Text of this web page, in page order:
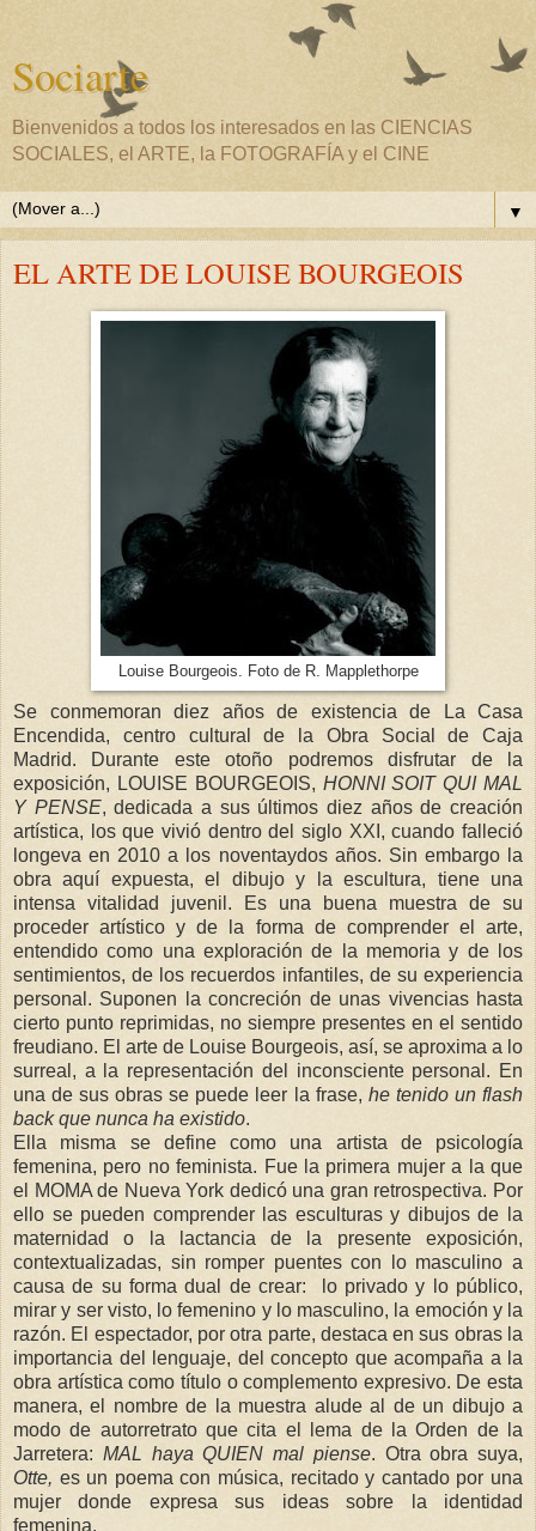
Sociarte
Bienvenidos a todos los interesados en las CIENCIAS
SOCIALES, el ARTE, la FOTOGRAFÍA y el CINE
▼
EL ARTE DE LOUISE BOURGEOIS
Louise Bourgeois. Foto de R. Mapplethorpe
Se conmemoran diez años de existencia de La Casa
Encendida, centro cultural de la Obra Social de Caja
Madrid. Durante este otoño podremos disfrutar de la
exposición, LOUISE BOURGEOIS, HONNI SOIT QUI MAL
Y PENSE, dedicada a sus últimos diez años de creación
artística, los que vivió dentro del siglo XXI, cuando falleció
longeva en 2010 a los noventaydos años. Sin embargo la
obra aquí expuesta, el dibujo y la escultura, tiene una
intensa vitalidad juvenil. Es una buena muestra de su
proceder artístico y de la forma de comprender el arte,
entendido como una exploración de la memoria y de los
sentimientos, de los recuerdos infantiles, de su experiencia
personal. Suponen la concreción de unas vivencias hasta
cierto punto reprimidas, no siempre presentes en el sentido
freudiano. El arte de Louise Bourgeois, así, se aproxima a lo
surreal, a la representación del inconsciente personal. En
una de sus obras se puede leer la frase, he tenido un flash
back que nunca ha existido.
Ella misma se define como una artista de psicología
femenina, pero no feminista. Fue la primera mujer a la que
el MOMA de Nueva York dedicó una gran retrospectiva. Por
ello se pueden comprender las esculturas y dibujos de la
maternidad o la lactancia de la presente exposición,
contextualizadas, sin romper puentes con lo masculino a
causa de su forma dual de crear: lo privado y lo público,
mirar y ser visto, lo femenino y lo masculino, la emoción y la
razón. El espectador, por otra parte, destaca en sus obras la
importancia del lenguaje, del concepto que acompaña a la
obra artística como título o complemento expresivo. De esta
manera, el nombre de la muestra alude al de un dibujo a
modo de autorretrato que cita el lema de la Orden de la
Jarretera: MAL haya QUIEN mal piense. Otra obra suya,
Otte, es un poema con música, recitado y cantado por una
mujer donde expresa sus ideas sobre la identidad
femenina.